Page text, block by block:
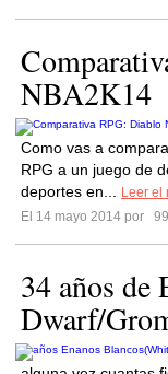
NBA2K14
Como vas a
RPG a un juego de
deportes en...
Leer el
El 14 mayo 2014 por
34 años de
Dwarf/